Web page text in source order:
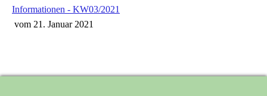
Informationen - KW03/2021
vom 21. Januar 2021